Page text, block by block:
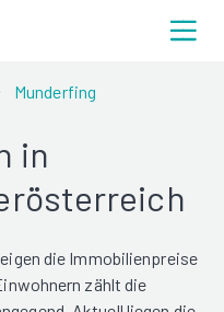
Munderfing
in
die Immobilienpreise
zählt die